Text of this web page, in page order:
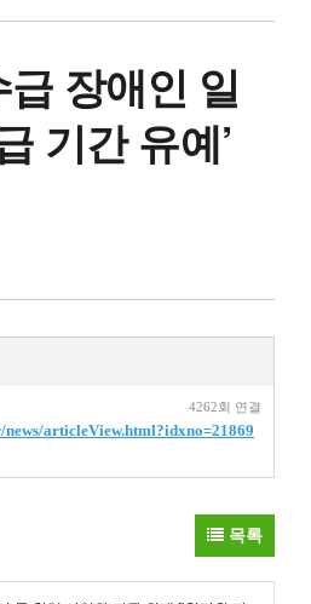
장애인 일
기간 유예’
news/articleView.html?idxno=21869
4262회 연결
목록